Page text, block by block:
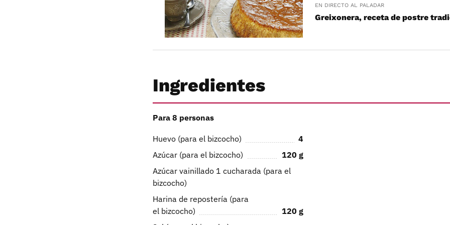
EN DIRECTO AL PALADAR
Greixonera, receta de postre
Ingredientes
Para 8 personas
Huevo (para el bizcocho)
4
Azúcar (para el bizcocho)
120 g
Azúcar vainillado 1 cucharada (para el
bizcocho)
Harina de repostería (para
el bizcocho)
120 g